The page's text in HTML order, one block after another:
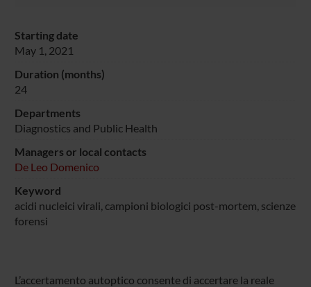
Starting date
May 1, 2021
Duration (months)
24
Departments
Diagnostics and Public Health
Managers or local contacts
De Leo Domenico
Keyword
acidi nucleici virali, campioni biologici post-mortem, scienze
forensi
L’accertamento autoptico consente di accertare la reale